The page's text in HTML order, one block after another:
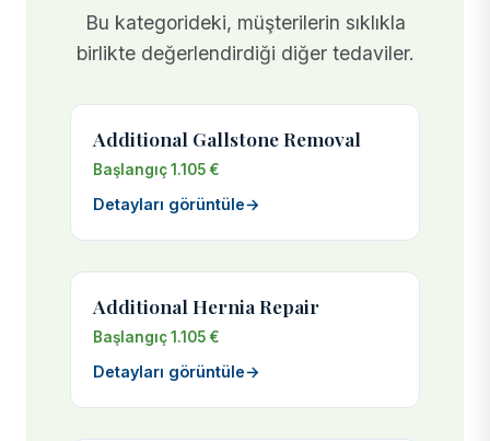
Bu kategorideki, müşterilerin sıklıkla
birlikte değerlendirdiği diğer tedaviler.
Additional Gallstone Removal
Başlangıç 1.105 €
Detayları görüntüle→
Additional Hernia Repair
Başlangıç 1.105 €
Detayları görüntüle→